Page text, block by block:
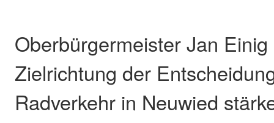
Oberbürgermeister Jan
Zielrichtung der
Radverkehr in Neuwied